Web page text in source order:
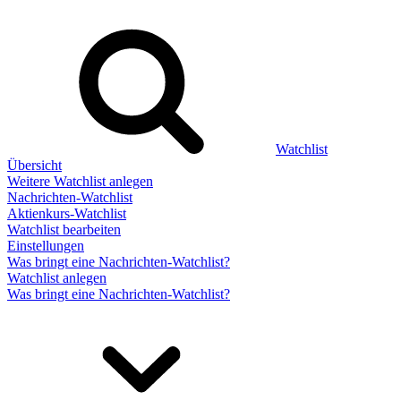
Watchlist
Übersicht
Weitere Watchlist anlegen
Nachrichten-Watchlist
Aktienkurs-Watchlist
Watchlist bearbeiten
Einstellungen
Was bringt eine Nachrichten-Watchlist?
Watchlist anlegen
Was bringt eine Nachrichten-Watchlist?